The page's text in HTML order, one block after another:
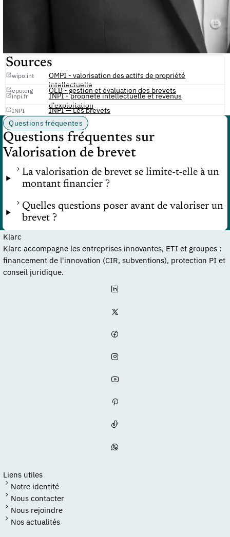
Sources
wipo.int
OMPI - valorisation des actifs de propriété
intellectuelle
epo.org OEB - gestion et évaluation des brevets
inpi.fr
INPI - propriété intellectuelle et revenus
d'exploitation
INPI
INPI — Les brevets
Questions fréquentes
Questions fréquentes sur
Valorisation de brevet
La valorisation de brevet se limite-t-elle à un
montant financier ?
Quelles questions poser avant de valoriser un
brevet ?
Klarc
Klarc accompagne les entreprises innovantes, ETI et groupes :
financement de l'innovation (CIR, subventions), protection PI et
conseil juridique.
Liens utiles
Notre identité
Nous contacter
Nous rejoindre
Nos actualités